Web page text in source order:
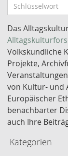
c
h
l
ü
s
s
e
l
w
o
Das
Volkskundliche
Projekte,
von Kultur- und
Europäischer
benachbarter
auch Ihre
Kategorien